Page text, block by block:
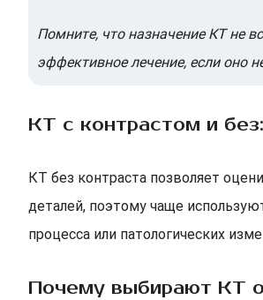
Помните, что назначение КТ не
эффективное лечение, если оно
КТ с контрастом и
КТ без контраста позволяет
деталей, поэтому чаще
процесса или патологических
Почему выбирают КТ